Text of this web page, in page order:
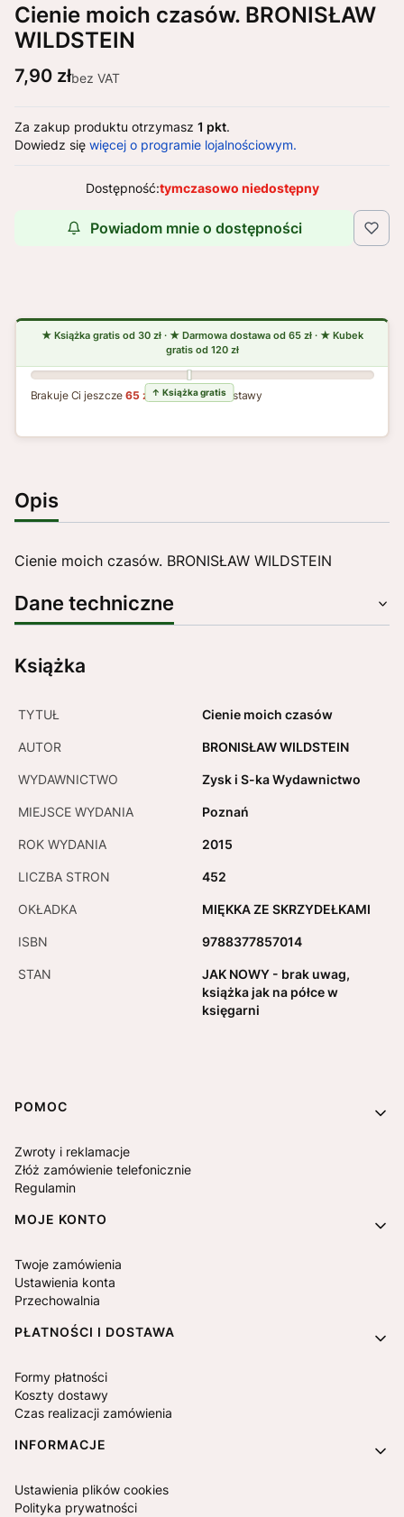
Cienie moich czasów. BRONISŁAW
WILDSTEIN
Cena
7,90 złbez VAT
Za zakup produktu otrzymasz 1 pkt.
Dowiedz się więcej o programie lojalnościowym.
Dostępność:tymczasowo niedostępny
Powiadom mnie o dostępności
Brakuje Ci jeszcze65 zł do darmowej dostawy
Opis
Cienie moich czasów. BRONISŁAW WILDSTEIN
Dane techniczne
Książka
TYTUŁ Cienie moich czasów
AUTOR BRONISŁAW WILDSTEIN
WYDAWNICTWO Zysk i S-ka Wydawnictwo
MIEJSCE WYDANIA Poznań
ROK WYDANIA 2015
LICZBA STRON 452
OKŁADKA MIĘKKA ZE SKRZYDEŁKAMI
ISBN 9788377857014
STAN
JAK NOWY - brak uwag,
książka jak na półce w
księgarni
Linki w stopce
POMOC
Zwroty i reklamacje
Złóż zamówienie telefonicznie
Regulamin
MOJE KONTO
Twoje zamówienia
Ustawienia konta
Przechowalnia
PŁATNOŚCI I DOSTAWA
Formy płatności
Koszty dostawy
Czas realizacji zamówienia
INFORMACJE
Ustawienia plików cookies
Polityka prywatności